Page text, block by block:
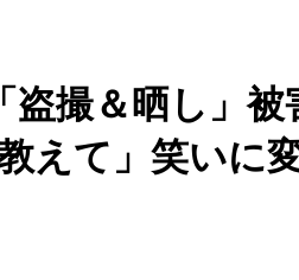
撮＆晒し」被
て」笑いに